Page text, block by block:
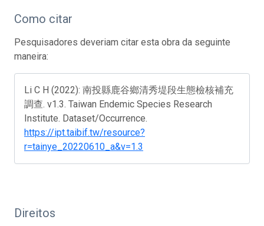
Como citar
Pesquisadores deveriam citar esta obra da seguinte
maneira:
Li C H (2022): 南投縣鹿谷鄉清秀堤段生態檢核補充
調查. v1.3. Taiwan Endemic Species Research
Institute. Dataset/Occurrence.
https://ipt.taibif.tw/resource?
r=tainye_20220610_a&v=1.3
Direitos